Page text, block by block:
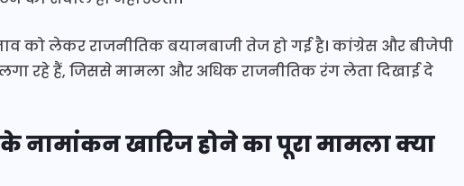
को लेकर राजनीतिक बयानबाजी तेज हो गई है। कांग्रेस और बीजेपी
लगा रहे हैं, जिससे मामला और अधिक राजनीतिक रंग लेता दिखाई दे
नामांकन खारिज होने का पूरा मामला क्या